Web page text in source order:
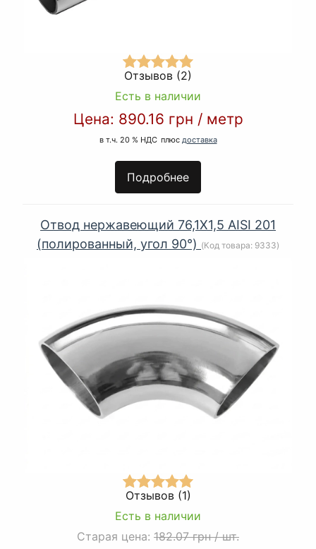
Отзывов (2)
Есть в наличии
Цена: 890.16 грн / метр
в т.ч. 20 % НДС плюс доставка
Подробнее
Отвод нержавеющий 76,1Х1,5 AISI 201
(полированный, угол 90°) (Код товара: 9333)
Отзывов (1)
Есть в наличии
Старая цена: 182.07 грн /шт.